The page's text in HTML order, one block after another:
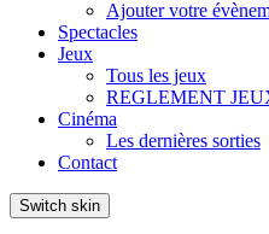
Ajouter votre
Spectacles
Jeux
Tous les jeux
REGLEMENT
Cinéma
Les dernières sorties
Contact
Switch skin